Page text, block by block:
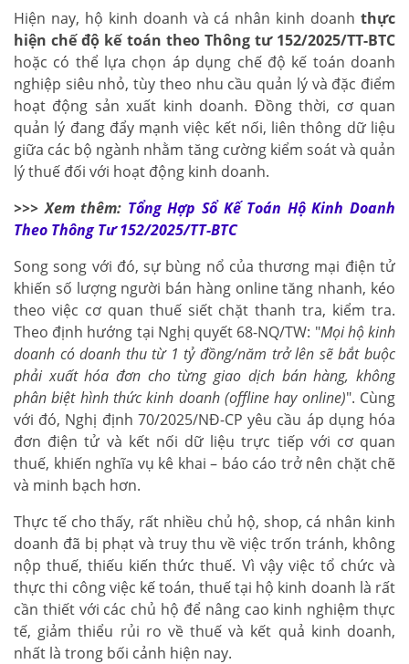
Hiện nay, hộ kinh doanh và cá nhân kinh doanh thực
hiện chế độ kế toán theo Thông tư 152/2025/TT-BTC
hoặc có thể lựa chọn áp dụng chế độ kế toán doanh
nghiệp siêu nhỏ, tùy theo nhu cầu quản lý và đặc điểm
hoạt động sản xuất kinh doanh. Đồng thời, cơ quan
quản lý đang đẩy mạnh việc kết nối, liên thông dữ liệu
giữa các bộ ngành nhằm tăng cường kiểm soát và quản
lý thuế đối với hoạt động kinh doanh.
>>> Xem thêm: Tổng Hợp Sổ Kế Toán Hộ Kinh Doanh
Theo Thông Tư 152/2025/TT-BTC
Song song với đó, sự bùng nổ của thương mại điện tử
khiến số lượng người bán hàng online tăng nhanh, kéo
theo việc cơ quan thuế siết chặt thanh tra, kiểm tra.
Theo định hướng tại Nghị quyết 68-NQ/TW: "Mọi hộ kinh
doanh có doanh thu từ 1 tỷ đồng/năm trở lên sẽ bắt buộc
phải xuất hóa đơn cho từng giao dịch bán hàng, không
phân biệt hình thức kinh doanh (offline hay online)". Cùng
với đó, Nghị định 70/2025/NĐ-CP yêu cầu áp dụng hóa
đơn điện tử và kết nối dữ liệu trực tiếp với cơ quan
thuế, khiến nghĩa vụ kê khai – báo cáo trở nên chặt chẽ
và minh bạch hơn.
Thực tế cho thấy, rất nhiều chủ hộ, shop, cá nhân kinh
doanh đã bị phạt và truy thu về việc trốn tránh, không
nộp thuế, thiếu kiến thức thuế. Vì vậy việc tổ chức và
thực thi công việc kế toán, thuế tại hộ kinh doanh là rất
cần thiết với các chủ hộ để nâng cao kinh nghiệm thực
tế, giảm thiểu rủi ro về thuế và kết quả kinh doanh,
nhất là trong bối cảnh hiện nay.